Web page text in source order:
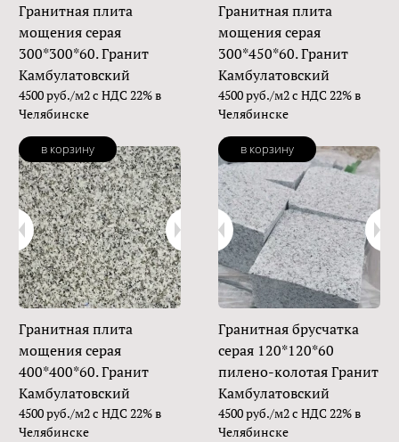
Гранитная плита
мощения серая
300*300*60. Гранит
Камбулатовский
4500 руб./м2 с НДС 22% в
Челябинске
в корзину
Гранитная плита
мощения серая
300*450*60. Гранит
Камбулатовский
4500 руб./м2 с НДС 22% в
Челябинске
в корзину
Гранитная плита
мощения серая
400*400*60. Гранит
Камбулатовский
4500 руб./м2 с НДС 22% в
Челябинске
Гранитная брусчатка
серая 120*120*60
пилено-колотая Гранит
Камбулатовский
4500 руб./м2 с НДС 22% в
Челябинске